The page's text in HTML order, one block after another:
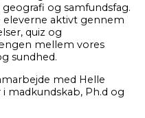
og samfundsfag.
aktivt gennem
quiz og
mellem vores
sundhed.
med Helle
madkundskab, Ph.d og